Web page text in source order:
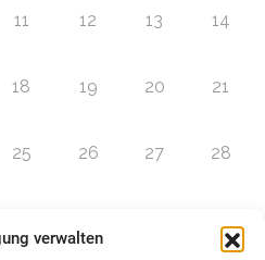
verwalten
11 12 13 14
18 19 20 21
25 26 27 28